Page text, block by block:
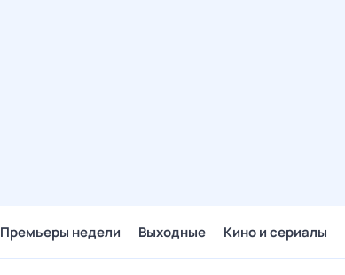
Премьеры недели Выходные Кино и сериалы